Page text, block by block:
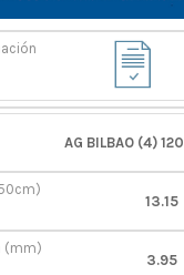
AG BILBAO (4) 120
13.15
3.95